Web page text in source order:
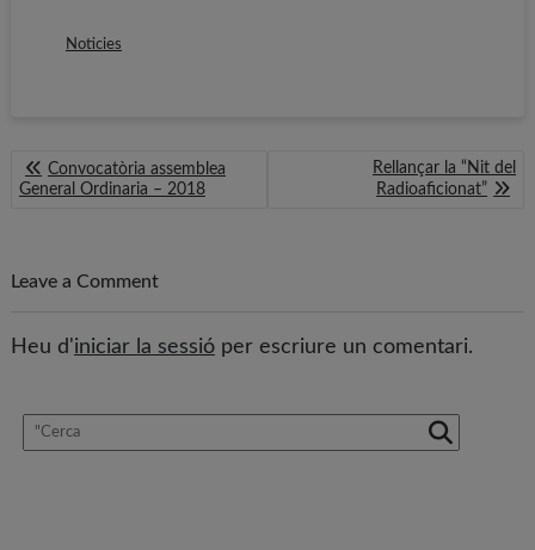
Noticies
Navegació
d'entrades
Convocatòria assemblea
General Ordinaria – 2018
Rellançar la “Nit del
Radioaficionat”
Leave a Comment
Heu d'iniciar la sessióper escriure un comentari.